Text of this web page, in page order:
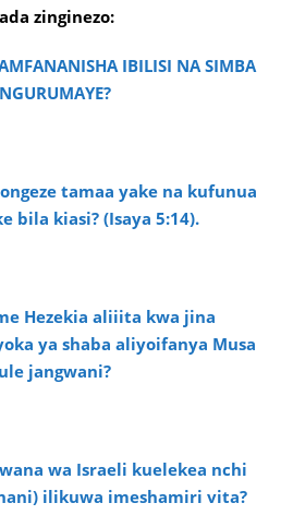
zinginezo:
IBILISI NA SIMBA
tamaa yake na kufunua
bila kiasi? (Isaya 5:14).
Hezekia aliiita kwa jina
ya shaba aliyoifanya Musa
jangwani?
wa Israeli kuelekea nchi
ilikuwa imeshamiri vita?